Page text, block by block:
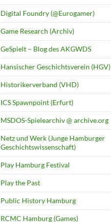
Digital Foundry (@Eurogamer)
Game Research (Archiv)
GeSpielt – Blog des AKGWDS
Hansischer Geschichtsverein (HGV)
Historikerverband (VHD)
ICS Spawnpoint (Erfurt)
MSDOS-Spielearchiv @ archive.org
Netz und Werk (Junge Hamburger
Geschichtswissenschaft)
Play Hamburg Festival
Play the Past
Public History Hamburg
RCMC Hamburg (Games)